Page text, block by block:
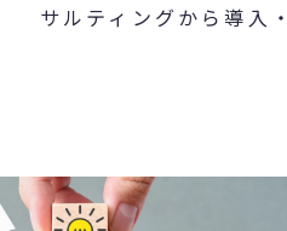
サルティングから導入